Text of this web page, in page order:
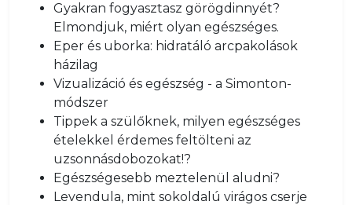
Gyakran fogyasztasz görögdinnyét?
Elmondjuk, miért olyan egészséges.
Eper és uborka: hidratáló arcpakolások
házilag
Vizualizáció és egészség - a Simonton-
módszer
Tippek a szülőknek, milyen egészséges
ételekkel érdemes feltölteni az
uzsonnásdobozokat!?
Egészségesebb meztelenül aludni?
Levendula, mint sokoldalú virágos cserje